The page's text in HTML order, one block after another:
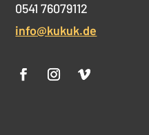
0541 76079112
info@kukuk.de